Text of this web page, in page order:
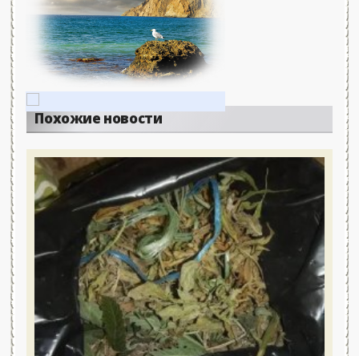
Похожие новости